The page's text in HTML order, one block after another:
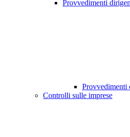
Provvedimenti
Provvedimenti
Controlli sulle imprese